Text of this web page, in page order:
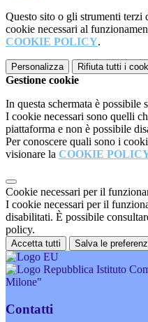
Questo sito o gli strumenti terzi
cookie necessari al
COOKIE POLICY.
Personalizza Rifiuta tutti i
Gestione cookie
In questa schermata è possibile
I cookie necessari sono quelli
piattaforma e non è possibile
Per conoscere quali sono i
visionare la COOKIE
Cookie necessari per il
I cookie necessari per il
disabilitati. È possibile
policy.
Accetta tutti Salva le
Istituto
Milone"
Contatti